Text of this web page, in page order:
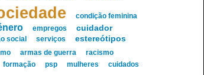
condição feminina
empregos
cuidador
social serviços estereótipos
armas de guerra
racismo
formação psp mulheres cuidados